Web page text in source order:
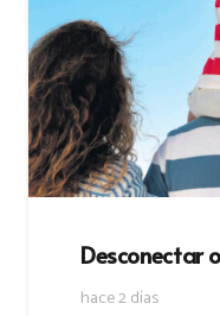
Desconectar
hace 2 días